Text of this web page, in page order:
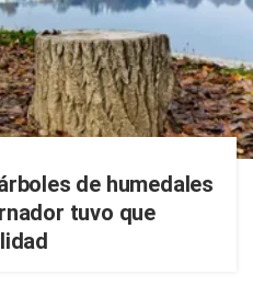
de humedales
tuvo que